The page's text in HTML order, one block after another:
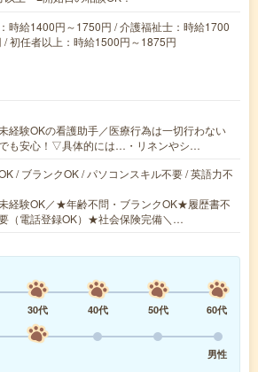
時給1400円～1750円 / 介護福祉士：時給1700
/ 初任者以上：時給1500円～1875円
経験OKの看護助手／医療行為は一切行わない
も安心！▽具体的には…・リネンやシ…
/ ブランクOK / パソコンスキル不要 / 英語力不
経験OK／★年齢不問・ブランクOK★履歴書不
（電話登録OK）★社会保険完備＼…
30代 40代 50代
60代
男性